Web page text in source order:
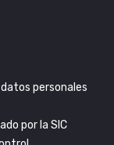
personales
por la SIC